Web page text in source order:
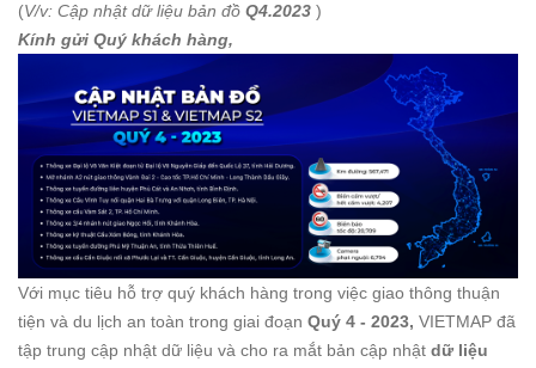
(V/v: Cập nhật dữ liệu bản đồ Q4.2023 )
Kính gửi Quý khách hàng,
Với mục tiêu hỗ trợ quý khách hàng trong việc giao thông thuận
tiện và du lịch an toàn trong giai đoạn Quý 4 - 2023, VIETMAP đã
tập trung cập nhật dữ liệu và cho ra mắt bản cập nhật dữ liệu